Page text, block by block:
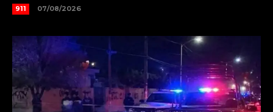
911 07/08/2026